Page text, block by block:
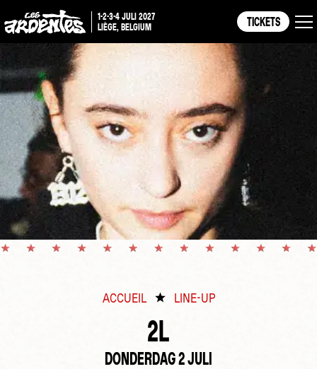
1-2-3-4 JULI 2027
LIÈGE, BELGIUM
TICKETS
ACCUEIL LINE-UP
2L
DONDERDAG 2 JULI